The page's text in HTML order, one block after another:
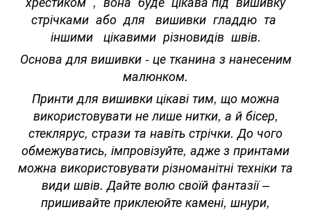
стрічками або для вишивки гладдю та
іншими цікавими різновидів швів.
Основа для вишивки - це тканина з нанесеним
малюнком.
Принти для вишивки цікаві тим, що можна
використовувати не лише нитки, а й бісер,
стеклярус, стрази та навіть стрічки. До чого
обмежуватись, імпровізуйте, адже з принтами
можна використовувати різноманітні техніки та
види швів. Дайте волю своїй фантазії –
пришивайте приклеюйте камені, шнури,